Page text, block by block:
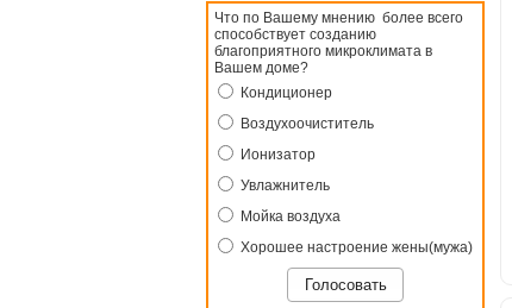
Что по Вашему мнению более всего
способствует созданию
благоприятного микроклимата в
Вашем доме?
Кондиционер
Воздухоочиститель
Ионизатор
Увлажнитель
Мойка воздуха
Хорошее настроение жены(мужа)